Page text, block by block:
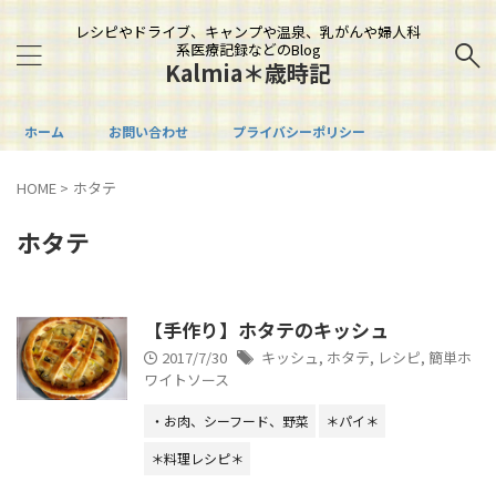
レシピやドライブ、キャンプや温泉、乳がんや婦人科
系医療記録などのBlog
Kalmia＊歳時記
ホーム お問い合わせ プライバシーポリシー
HOME > ホタテ
ホタテ
【手作り】ホタテのキッシュ
2017/7/30 キッシュ, ホタテ, レシピ, 簡単ホ
ワイトソース
・お肉、シーフード、野菜
＊パイ＊
＊料理レシピ＊